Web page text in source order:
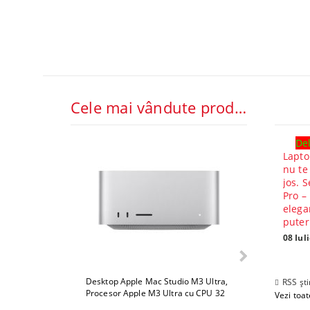
Cele mai vândute produse
Desktop Apple Mac Studio M3 Ultra,
Procesor Apple M3 Ultra cu CPU 32
Desktop
Procesor
nu
jos.
Pro
08
RSS
Vezi